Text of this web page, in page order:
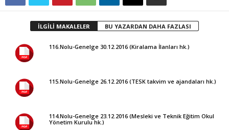
İLGİLİ MAKALELER BU YAZARDAN DAHA FAZLASI
116.Nolu-Genelge 30.12.2016 (Kiralama İlanları hk.)
115.Nolu-Genelge 26.12.2016 (TESK takvim ve ajandaları hk.)
114.Nolu-Genelge 23.12.2016 (Mesleki ve Teknik Eğitim Okul
Yönetim Kurulu hk.)